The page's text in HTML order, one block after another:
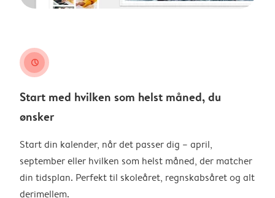
clock
Start med hvilken som helst måned, du
ønsker
Start din kalender, når det passer dig – april,
september eller hvilken som helst måned, der matcher
din tidsplan. Perfekt til skoleåret, regnskabsåret og alt
derimellem.